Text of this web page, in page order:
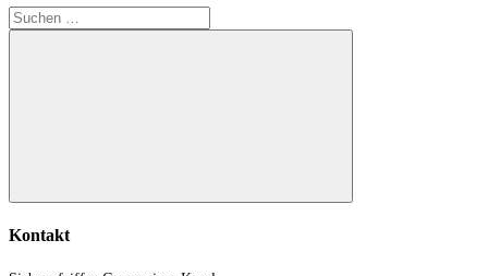
Suchen
nach:
Suchen
Kontakt